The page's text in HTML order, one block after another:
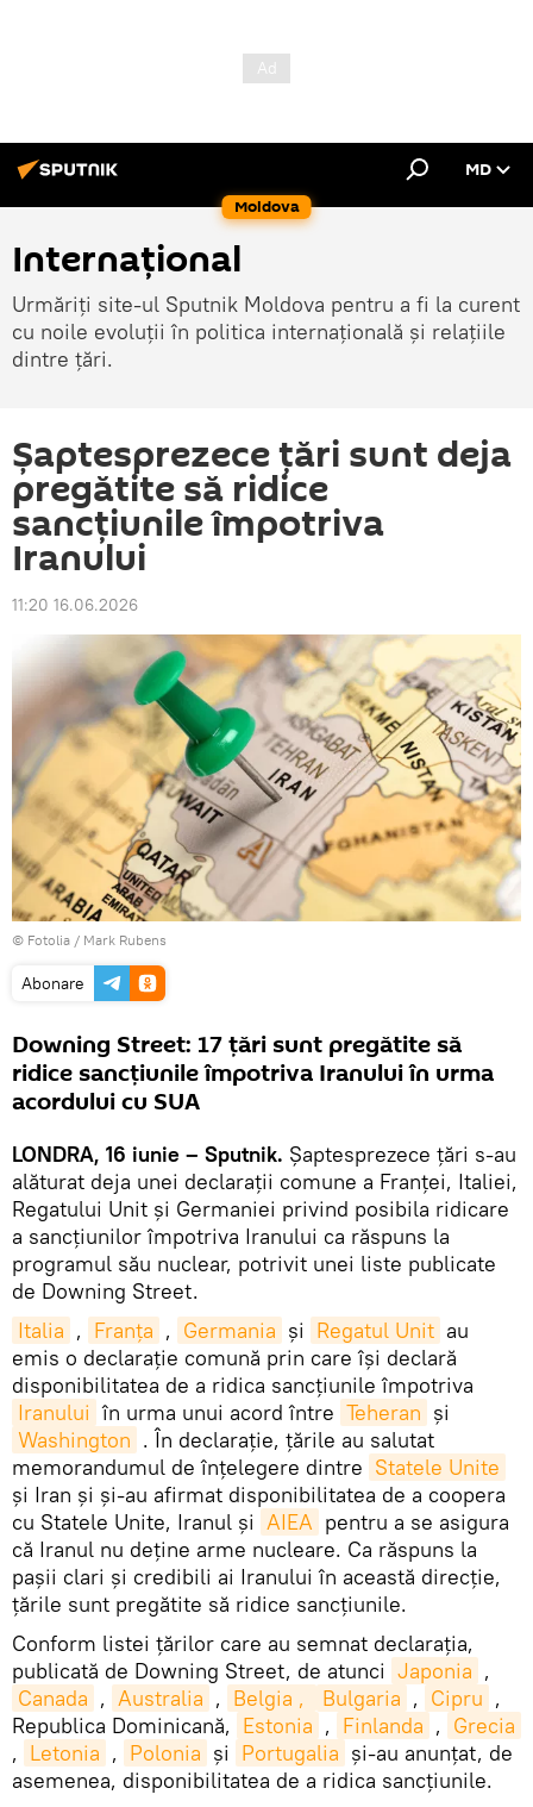
Moldova
MD
Internațional
Urmăriți site-ul Sputnik Moldova pentru a fi la curent
cu noile evoluții în politica internațională și relațiile
dintre țări.
Șaptesprezece țări sunt deja
pregătite să ridice
sancțiunile împotriva
Iranului
11:20 16.06.2026
© Fotolia / Mark Rubens
Abonare
Downing Street: 17 țări sunt pregătite să
ridice sancțiunile împotriva Iranului în urma
acordului cu SUA
LONDRA, 16 iunie – Sputnik. Șaptesprezece țări s-au
alăturat deja unei declarații comune a Franței, Italiei,
Regatului Unit și Germaniei privind posibila ridicare
a sancțiunilor împotriva Iranului ca răspuns la
programul său nuclear, potrivit unei liste publicate
de Downing Street.
Italia , Franța , Germania și Regatul Unit au
emis o declarație comună prin care își declară
disponibilitatea de a ridica sancțiunile împotriva
Iranului în urma unui acord între Teheran și
Washington . În declarație, țările au salutat
memorandumul de înțelegere dintre Statele Unite
și Iran și și-au afirmat disponibilitatea de a coopera
cu Statele Unite, Iranul și AIEA pentru a se asigura
că Iranul nu deține arme nucleare. Ca răspuns la
pașii clari și credibili ai Iranului în această direcție,
țările sunt pregătite să ridice sancțiunile.
Conform listei țărilor care au semnat declarația,
publicată de Downing Street, de atunci Japonia ,
Canada , Australia , Belgia , Bulgaria , Cipru ,
Republica Dominicană, Estonia , Finlanda , Grecia
, Letonia , Polonia și Portugalia și-au anunțat, de
asemenea, disponibilitatea de a ridica sancțiunile.